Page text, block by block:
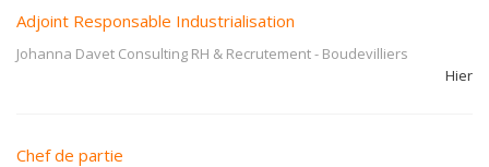
Adjoint Responsable Industrialisation
Johanna Davet Consulting RH & Recrutement- Boudevilliers
Hier
Chef de partie